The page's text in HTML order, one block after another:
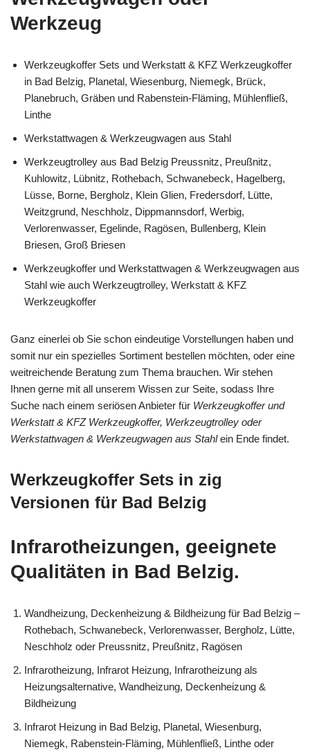
Werkzeug
Werkzeugkoffer Sets und Werkstatt & KFZ Werkzeugkoffer
in Bad Belzig, Planetal, Wiesenburg, Niemegk, Brück,
Planebruch, Gräben und Rabenstein-Fläming, Mühlenfließ,
Linthe
Werkstattwagen & Werkzeugwagen aus Stahl
Werkzeugtrolley aus Bad Belzig Preussnitz, Preußnitz,
Kuhlowitz, Lübnitz, Rothebach, Schwanebeck, Hagelberg,
Lüsse, Borne, Bergholz, Klein Glien, Fredersdorf, Lütte,
Weitzgrund, Neschholz, Dippmannsdorf, Werbig,
Verlorenwasser, Egelinde, Ragösen, Bullenberg, Klein
Briesen, Groß Briesen
Werkzeugkoffer und Werkstattwagen & Werkzeugwagen aus
Stahl wie auch Werkzeugtrolley, Werkstatt & KFZ
Werkzeugkoffer
Ganz einerlei ob Sie schon eindeutige Vorstellungen haben und
somit nur ein spezielles Sortiment bestellen möchten, oder eine
weitreichende Beratung zum Thema brauchen. Wir stehen
Ihnen gerne mit all unserem Wissen zur Seite, sodass Ihre
Suche nach einem seriösen Anbieter für Werkzeugkoffer und
Werkstatt & KFZ Werkzeugkoffer, Werkzeugtrolley oder
Werkstattwagen & Werkzeugwagen aus Stahlein Ende findet.
Werkzeugkoffer Sets in zig
Versionen für Bad Belzig
Infrarotheizungen, geeignete
Qualitäten in Bad Belzig.
Wandheizung, Deckenheizung & Bildheizung für Bad Belzig –
Rothebach, Schwanebeck, Verlorenwasser, Bergholz, Lütte,
Neschholz oder Preussnitz, Preußnitz, Ragösen
Infrarotheizung, Infrarot Heizung, Infrarotheizung als
Heizungsalternative, Wandheizung, Deckenheizung &
Bildheizung
Infrarot Heizung in Bad Belzig, Planetal, Wiesenburg,
Niemegk, Rabenstein-Fläming, Mühlenfließ, Linthe oder